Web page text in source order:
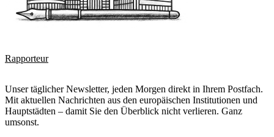
Rapporteur
Unser täglicher Newsletter, jeden Morgen direkt in Ihrem Postfach.
Mit aktuellen Nachrichten aus den europäischen Institutionen und
Hauptstädten – damit Sie den Überblick nicht verlieren. Ganz
umsonst.